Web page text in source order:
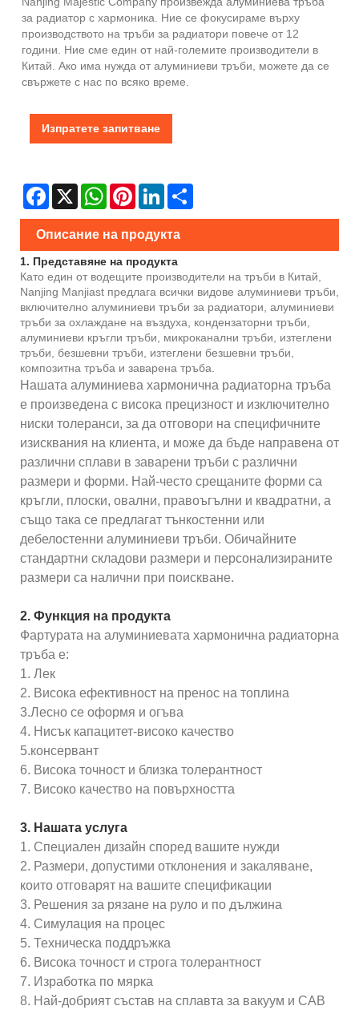
за радиатор с хармоника. Ние се фокусираме върху
производството на тръби за радиатори повече от 12
години. Ние сме един от най-големите производители в
Китай. Ако има нужда от алуминиеви тръби, можете да се
свържете с нас по всяко време.
Изпратете запитване
Facebook
X WhatsAppPinterestLinkedIn
Описание на продукта
1. Представяне на продукта
Като един от водещите производители на тръби в Китай,
Nanjing Manjiast предлага всички видове алуминиеви тръби,
включително алуминиеви тръби за радиатори, алуминиеви
тръби за охлаждане на въздуха, кондензаторни тръби,
алуминиеви кръгли тръби, микроканални тръби, изтеглени
тръби, безшевни тръби, изтеглени безшевни тръби,
композитна тръба и заварена тръба.
Нашата алуминиева хармонична радиаторна тръба
е произведена с висока прецизност и изключително
ниски толеранси, за да отговори на специфичните
изисквания на клиента, и може да бъде направена от
различни сплави в заварени тръби с различни
размери и форми. Най-често срещаните форми са
кръгли, плоски, овални, правоъгълни и квадратни, а
също така се предлагат тънкостенни или
дебелостенни алуминиеви тръби. Обичайните
стандартни складови размери и персонализираните
размери са налични при поискване.
2. Функция на продукта
Фартурата на алуминиевата хармонична радиаторна
тръба е:
1. Лек
2. Висока ефективност на пренос на топлина
3.Лесно се оформя и огъва
4. Нисък капацитет-високо качество
5.консервант
6. Висока точност и близка толерантност
7. Високо качество на повърхността
3. Нашата услуга
1. Специален дизайн според вашите нужди
2. Размери, допустими отклонения и закаляване,
които отговарят на вашите спецификации
3. Решения за рязане на руло и по дължина
4. Симулация на процес
5. Техническа поддръжка
6. Висока точност и строга толерантност
7. Изработка по мярка
8. Най-добрият състав на сплавта за вакуум и CAB